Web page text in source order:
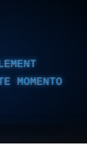
MOMENTO